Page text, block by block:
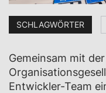
SCHLAGWÖRTER
Gemeinsam mit
Entwickler-Team